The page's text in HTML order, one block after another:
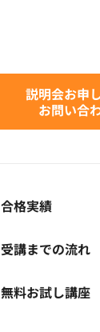
説明会お申
お問い合
合格実績
受講までの流れ
無料お試し講座